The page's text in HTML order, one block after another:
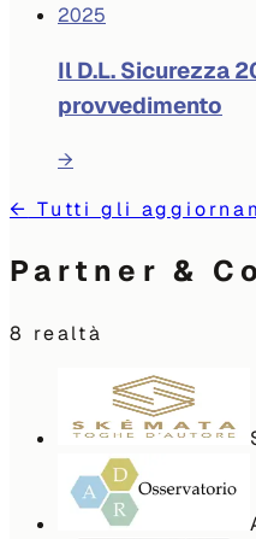
2025
Il D.L. Sicurezza
provvedimento
→
← Tutti gli
Partner &
8 realtà